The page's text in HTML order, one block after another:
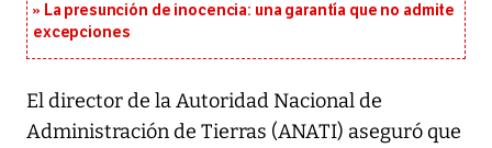
La presunción de inocencia: una garantía que no admite
excepciones
El director de la Autoridad Nacional de
Administración de Tierras (ANATI) aseguró que